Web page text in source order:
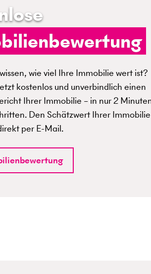
wie viel Ihre Immobilie wert ist?
kostenlos und unverbindlich einen
Ihrer Immobilie – in nur 2
Den Schätzwert Ihrer Immobilie
per E-Mail.